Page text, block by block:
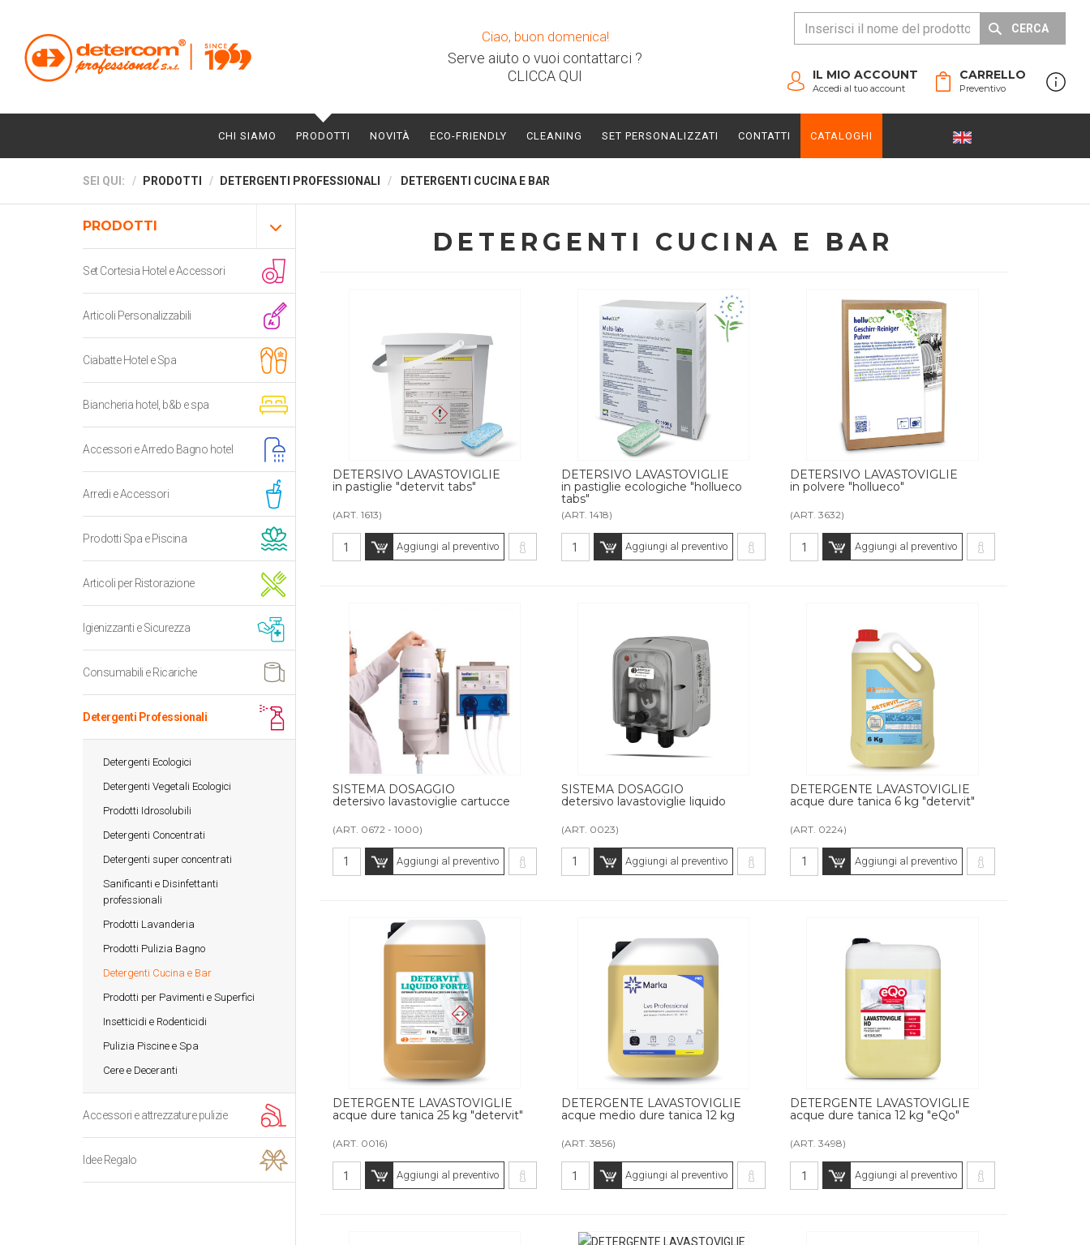
Ciao, buon domenica!
Serve aiuto o vuoi contattarci ?
CLICCA QUI
CERCA
CARRELLO
Preventivo
IL MIO ACCOUNT
Accedi al tuo account
CHI SIAMO PRODOTTI NOVITÀ ECO-FRIENDLY CLEANING SET PERSONALIZZATI CONTATTI CATALOGHI
SEI QUI: PRODOTTI DETERGENTI PROFESSIONALI DETERGENTI CUCINA E BAR
DETERGENTI CUCINA E BAR
DETERSIVO LAVASTOVIGLIE
in pastiglie "detervit tabs"
(ART. 1613)
Aggiungi al preventivo
DETERSIVO LAVASTOVIGLIE
in pastiglie ecologiche "hollueco
tabs"
(ART. 1418)
Aggiungi al preventivo
DETERSIVO LAVASTOVIGLIE
in polvere "hollueco"
(ART. 3632)
Aggiungi al preventivo
SISTEMA DOSAGGIO
detersivo lavastoviglie cartucce
(ART. 0672 - 1000)
Aggiungi al preventivo
SISTEMA DOSAGGIO
detersivo lavastoviglie liquido
(ART. 0023)
Aggiungi al preventivo
DETERGENTE LAVASTOVIGLIE
acque dure tanica 6 kg "detervit"
(ART. 0224)
Aggiungi al preventivo
DETERGENTE LAVASTOVIGLIE
acque dure tanica 25 kg "detervit"
(ART. 0016)
Aggiungi al preventivo
DETERGENTE LAVASTOVIGLIE
acque medio dure tanica 12 kg
(ART. 3856)
Aggiungi al preventivo
DETERGENTE LAVASTOVIGLIE
acque dure tanica 12 kg "eQo"
(ART. 3498)
Aggiungi al preventivo
PRODOTTI
Set Cortesia Hotel e Accessori
Articoli Personalizzabili
Ciabatte Hotel e Spa
Biancheria hotel, b&b e spa
Accessori e Arredo Bagno hotel
Arredi e Accessori
Prodotti Spa e Piscina
Articoli per Ristorazione
Igienizzanti e Sicurezza
Consumabili e Ricariche
Detergenti Professionali
Detergenti Ecologici
Detergenti Vegetali Ecologici
Prodotti Idrosolubili
Detergenti Concentrati
Detergenti super concentrati
Sanificanti e Disinfettanti
professionali
Prodotti Lavanderia
Prodotti Pulizia Bagno
Detergenti Cucina e Bar
Prodotti per Pavimenti e Superfici
Insetticidi e Rodenticidi
Pulizia Piscine e Spa
Cere e Deceranti
Accessori e attrezzature pulizie
Idee Regalo